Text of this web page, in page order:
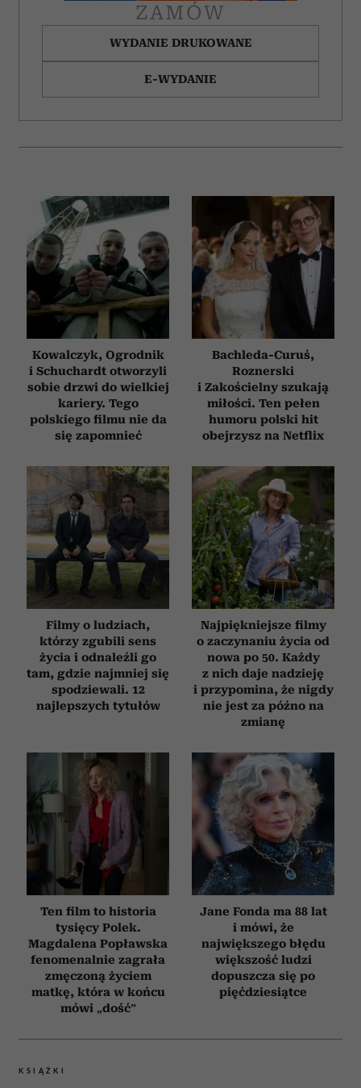
ZAMÓW
WYDANIE DRUKOWANE
E-WYDANIE
Kowalczyk, Ogrodnik
i Schuchardt otworzyli
sobie drzwi do wielkiej
kariery. Tego
polskiego filmu nie da
się zapomnieć
Bachleda-Curuś,
Roznerski
i Zakościelny szukają
miłości. Ten pełen
humoru polski hit
obejrzysz na Netflix
Filmy o ludziach,
którzy zgubili sens
życia i odnaleźli go
tam, gdzie najmniej się
spodziewali. 12
najlepszych tytułów
Najpiękniejsze filmy
o zaczynaniu życia od
nowa po 50. Każdy
z nich daje nadzieję
i przypomina, że nigdy
nie jest za późno na
zmianę
Ten film to historia
tysięcy Polek.
Magdalena Popławska
fenomenalnie zagrała
zmęczoną życiem
matkę, która w końcu
mówi „dość”
Jane Fonda ma 88 lat
i mówi, że
największego błędu
większość ludzi
dopuszcza się po
pięćdziesiątce
KSIĄŻKI